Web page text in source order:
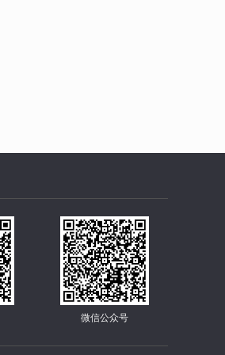
微信公众号